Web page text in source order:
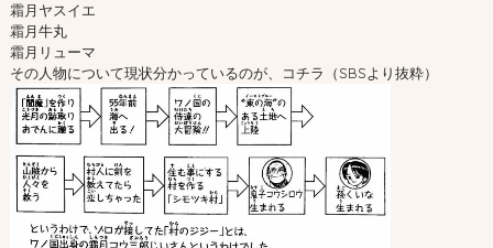
霜月ヤスイエ
霜月牛丸
霜月リューマ
その人物について現状分かっているのが、コチラ（SBSより抜粋）